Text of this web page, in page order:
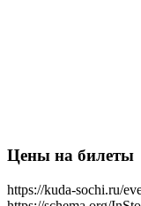
Цены на билеты
https://kuda-sochi.ru/